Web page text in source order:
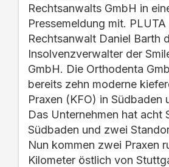
Rechtsanwalts GmbH in
Pressemeldung mit.
Rechtsanwalt Daniel Barth
Insolvenzverwalter der
GmbH. Die Orthodenta
bereits zehn moderne
Praxen (KFO) in Südbaden
Das Unternehmen hat acht
Südbaden und zwei
Nun kommen zwei Praxen
Kilometer östlich von